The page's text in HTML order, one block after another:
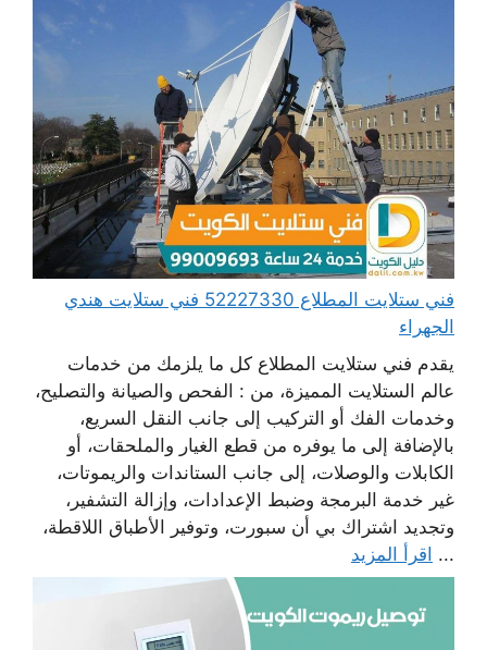
فني ستلايت المطلاع 52227330 فني ستلايت هندي
الجهراء
يقدم فني ستلايت المطلاع كل ما يلزمك من خدمات
عالم الستلايت المميزة، من : الفحص والصيانة والتصليح،
وخدمات الفك أو التركيب إلى جانب النقل السريع،
بالإضافة إلى ما يوفره من قطع الغيار والملحقات، أو
الكابلات والوصلات، إلى جانب الستاندات والريموتات،
غير خدمة البرمجة وضبط الإعدادات، وإزالة التشفير،
وتجديد اشتراك بي أن سبورت، وتوفير الأطباق اللاقطة،
... اقرأ المزيد